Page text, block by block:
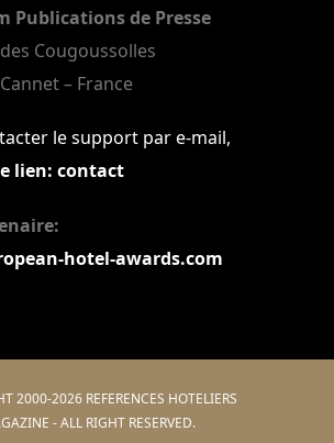
Publications de Presse
Cougoussolles
– France
le support par e-mail,
lien: contact
hotel-awards.com
2000-2026 REFERENCES HOTELIERS
- ALL RIGHT RESERVED.